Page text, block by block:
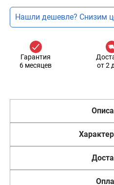
Нашли дешевле? Снизим
Гарантия
6 месяцев
от 2